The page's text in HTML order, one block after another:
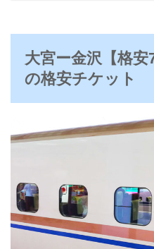
大宮ー金沢【格安
の格安チケット